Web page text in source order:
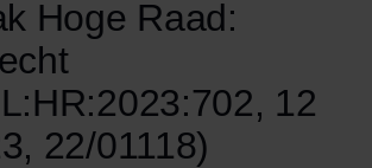
Hoge Raad:
12
22/01118)